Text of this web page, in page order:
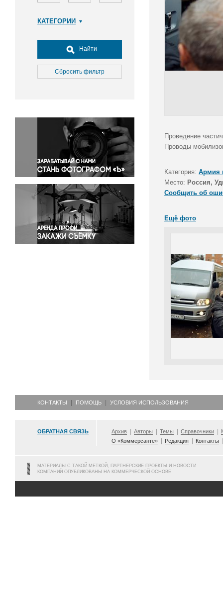
КАТЕГОРИИ
Досуг, туризм и отдых
Культура
Медицина
Окружающая среда
Политика
Правосудие
Происшествия и конфликты
Религия
Светская жизнь
Спорт
Экология
Экономика и бизнес
Найти
Сбросить фильтр
Проведение
Проводы
Категория: Армия
Место: Россия,
Сообщить об
Ещё фото
КОНТАКТЫ ПОМОЩЬ УСЛОВИЯ ИСПОЛЬЗОВАНИЯ
ОБРАТНАЯ СВЯЗЬ Архив Авторы Темы Справочники
О «Коммерсанте»
Редакция Контакты
МАТЕРИАЛЫ С ТАКОЙ МЕТКОЙ, ПАРТНЕРСКИЕ ПРОЕКТЫ И НОВОСТИ
КОМПАНИЙ ОПУБЛИКОВАНЫ НА КОММЕРЧЕСКОЙ ОСНОВЕ